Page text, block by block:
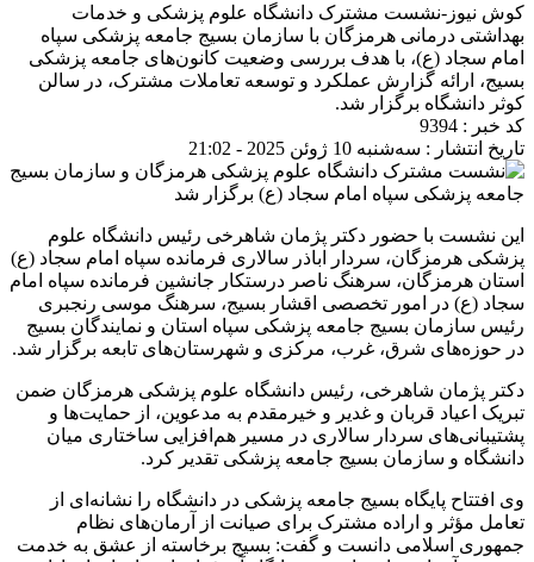
کوش نیوز-نشست مشترک دانشگاه علوم پزشکی و خدمات
بهداشتی درمانی هرمزگان با سازمان بسیج جامعه پزشکی سپاه
امام سجاد (ع)، با هدف بررسی وضعیت کانون‌های جامعه پزشکی
بسیج، ارائه گزارش عملکرد و توسعه تعاملات مشترک، در سالن
کوثر دانشگاه برگزار شد.
کد خبر : 9394
تاریخ انتشار : سه‌شنبه 10 ژوئن 2025 - 21:02
این نشست با حضور دکتر پژمان شاهرخی رئیس دانشگاه علوم
پزشکی هرمزگان، سردار اباذر سالاری فرمانده سپاه امام سجاد (ع)
استان هرمزگان، سرهنگ ناصر درستکار جانشین فرمانده سپاه امام
سجاد (ع) در امور تخصصی اقشار بسیج، سرهنگ موسی رنجبری
رئیس سازمان بسیج جامعه پزشکی سپاه استان و نمایندگان بسیج
در حوزه‌های شرق، غرب، مرکزی و شهرستان‌های تابعه برگزار شد.
دکتر پژمان شاهرخی، رئیس دانشگاه علوم پزشکی هرمزگان ضمن
تبریک اعیاد قربان و غدیر و خیرمقدم به مدعوین، از حمایت‌ها و
پشتیبانی‌های سردار سالاری در مسیر هم‌افزایی ساختاری میان
دانشگاه و سازمان بسیج جامعه پزشکی تقدیر کرد.
وی افتتاح پایگاه بسیج جامعه پزشکی در دانشگاه را نشانه‌ای از
تعامل مؤثر و اراده مشترک برای صیانت از آرمان‌های نظام
جمهوری اسلامی دانست و گفت: بسیج برخاسته از عشق به خدمت